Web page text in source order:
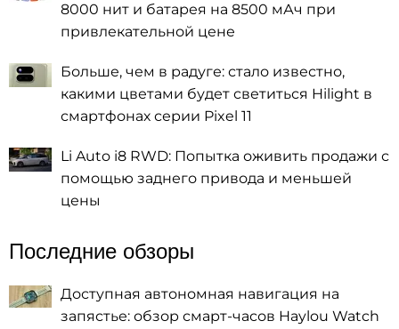
8000 нит и батарея на 8500 мАч при
привлекательной цене
Больше, чем в радуге: стало известно,
какими цветами будет светиться Hilight в
смартфонах серии Pixel 11
Li Auto i8 RWD: Попытка оживить продажи с
помощью заднего привода и меньшей
цены
Последние обзоры
Доступная автономная навигация на
запястье: обзор смарт-часов Haylou Watch